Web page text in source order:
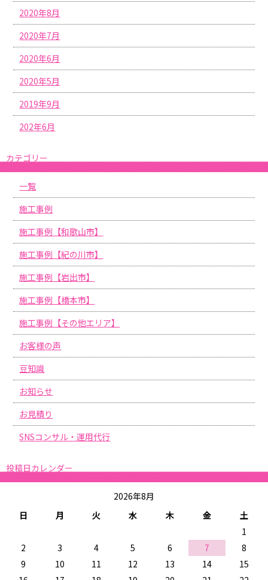
2020年8月
2020年7月
2020年6月
2020年5月
2019年9月
202年6月
カテゴリー
一覧
施工事例
施工事例【和歌山市】
施工事例【紀の川市】
施工事例【岩出市】
施工事例【橋本市】
施工事例【その他エリア】
お客様の声
豆知識
お知らせ
お見積り
SNSコンサル・運用代行
投稿日カレンダー
2026年8月
日
月 火 水 木 金
土
1
2
3 4 5 6 7
8
9
10 11 12 13 14
15